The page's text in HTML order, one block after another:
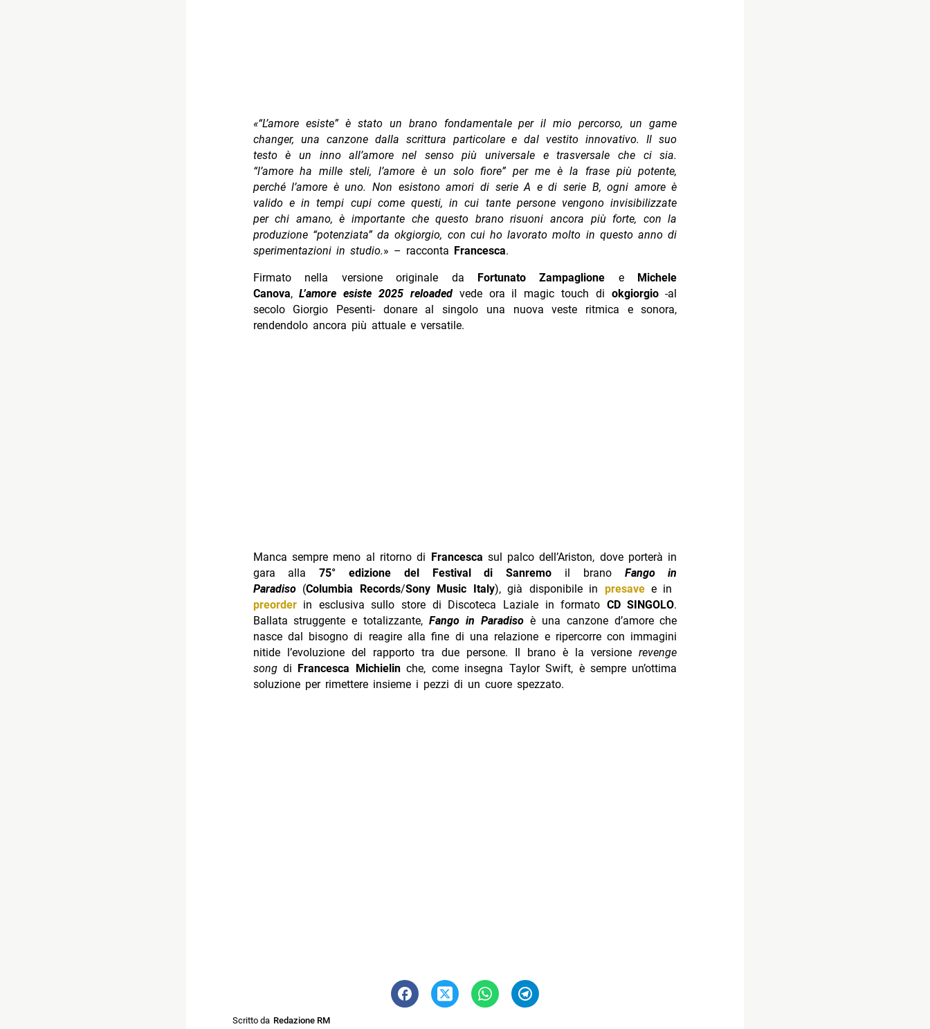
«“L’amore esiste” è stato un brano fondamentale per il mio percorso, un game
changer, una canzone dalla scrittura particolare e dal vestito innovativo. Il suo
testo è un inno all’amore nel senso più universale e trasversale che ci sia.
“l’amore ha mille steli, l’amore è un solo fiore” per me è la frase più potente,
perché l’amore è uno. Non esistono amori di serie A e di serie B, ogni amore è
valido e in tempi cupi come questi, in cui tante persone vengono invisibilizzate
per chi amano, è importante che questo brano risuoni ancora più forte, con la
produzione “potenziata” da okgiorgio, con cui ho lavorato molto in questo anno di
sperimentazioni in studio.» – racconta Francesca.
Firmato nella versione originale da Fortunato Zampaglione e
Michele
Canova,L’amore esiste 2025 reloaded vede ora il magic touch di okgiorgio-al
secolo Giorgio Pesenti- donare al singolo una nuova veste ritmica e sonora,
rendendolo ancora più attuale e versatile.
Manca sempre meno al ritorno di Francesca sul palco dell’Ariston, dove porterà in
gara alla75° edizione del Festival di Sanremo il brano Fango in
Paradiso (Columbia Records/Sony Music Italy), già disponibile in presavee in
preorderin esclusiva sullo store di Discoteca Laziale in formato CD SINGOLO.
Ballata struggente e totalizzante,Fango in Paradiso è una canzone d’amore che
nasce dal bisogno di reagire alla fine di una relazione e ripercorre con immagini
nitide l’evoluzione del rapporto tra due persone. Il brano è la versionerevenge
song di Francesca Michielinche, come insegna Taylor Swift, è sempre un’ottima
soluzione per rimettere insieme i pezzi di un cuore spezzato.
Scritto da Redazione RM